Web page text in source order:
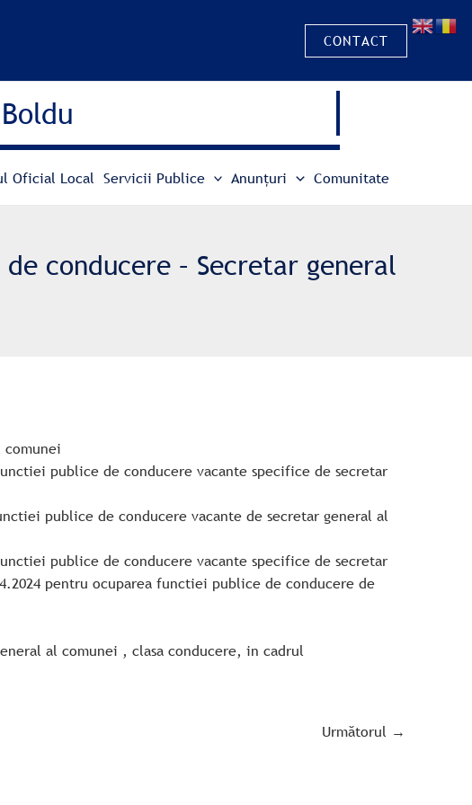
CONTACT
Oficial Local Servicii Publice Anunțuri Comunitate
conducere – Secretar general
publice de conducere vacante specifice de secretar
publice de conducere vacante de secretar general al
publice de conducere vacante specifice de secretar
pentru ocuparea functiei publice de conducere de
al comunei , clasa conducere, in cadrul
Următorul →